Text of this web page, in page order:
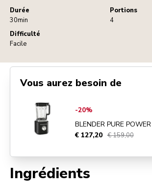
Durée
30min
Portions
4
Difficulté
Facile
Ingrédients
Vous aurez besoin de
Go toBlender Pure Power
-20%
BLENDER PURE POWER
€ 127,20 € 159,00